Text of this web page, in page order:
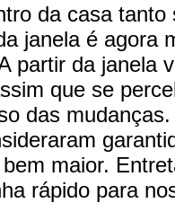
da casa
janela é agora
partir da janela
que se
das
maior.
rápido para